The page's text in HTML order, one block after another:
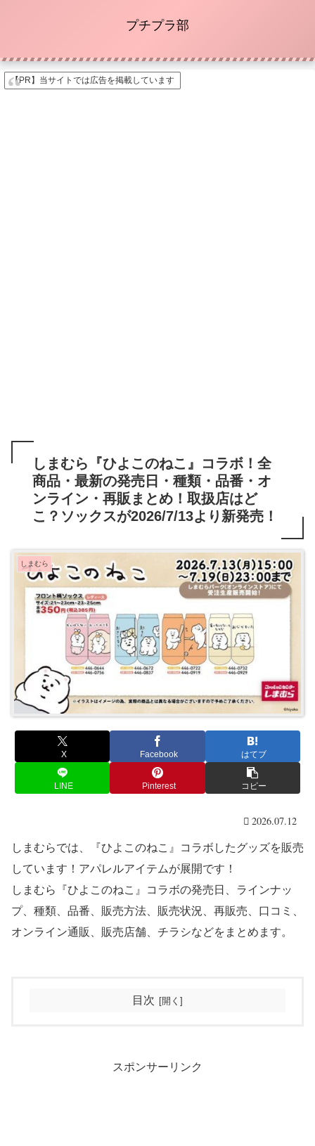
プチプラ部
【PR】当サイトでは広告を掲載しています
しまむら『ひよこのねこ』コラボ！全
商品・最新の発売日・種類・品番・オ
ンライン・再販まとめ！取扱店はど
こ？ソックスが2026/7/13より新発売！
しまむら
X Facebook はてブ
LINE Pinterest コピー
2026.07.12
しまむらでは、『ひよこのねこ』コラボしたグッズを販売
しています！アパレルアイテムが展開です！
しまむら『ひよこのねこ』コラボの発売日、ラインナッ
プ、種類、品番、販売方法、販売状況、再販売、口コミ、
オンライン通販、販売店舗、チラシなどをまとめます。
目次
スポンサーリンク